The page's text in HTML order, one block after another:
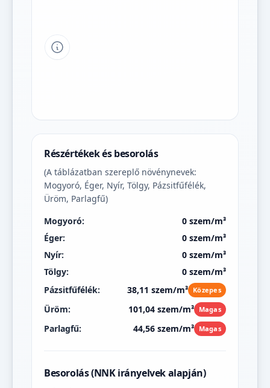
Tipp a grafikon jelmagyarázatához
Részértékek és besorolás
(A táblázatban szereplő növénynevek:
Mogyoró, Éger, Nyír, Tölgy, Pázsitfűfélék,
Üröm, Parlagfű)
Mogyoró:
0 szem/m³
Éger:
0 szem/m³
Nyír:
0 szem/m³
Tölgy:
0 szem/m³
Pázsitfűfélék:
38,11 szem/m³ Közepes
Üröm: 101,04 szem/m³ Magas
Parlagfű: 44,56 szem/m³ Magas
Besorolás (NNK irányelvek alapján)